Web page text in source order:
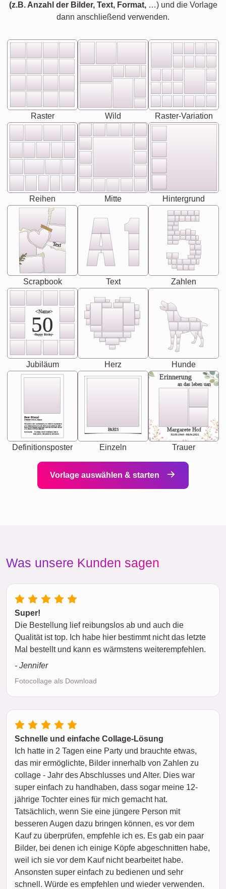
(z.B. Anzahl der Bilder, Text, Format,…) und die Vorlage
dann anschließend verwenden.
Raster Wild Raster-Variation
Reihen Mitte Hintergrund
Text
Scrapbook Text Zahlen
<Name>
50
-Happy Birday-
Jubiläum Herz Hunde
Best Friend
[<NAME>] Noun, feminie
Synonyms: Soulmate, closet confidante, sister at
heart person, life partner in adventure.
The person who understands you without explanation
you accepts just as you are. She's your partner in life's,
chaos your biggest supporter, and the one with whom
you share your best memories.
Definitionsposter
PARIS
Einzeln
Erinnerung
an das leben uan
Margarete Hof
02.05.1940 - 08.04.2021
Trauer
Vorlage auswählen & starten
Was unsere Kunden sagen
Super!
Die Bestellung lief reibungslos ab und auch die
Qualität ist top. Ich habe hier bestimmt nicht das letzte
Mal bestellt und kann es wärmstens weiterempfehlen.
- Jennifer
Fotocollage als Download
Schnelle und einfache Collage-Lösung
Ich hatte in 2 Tagen eine Party und brauchte etwas,
das mir ermöglichte, Bilder innerhalb von Zahlen zu
collage - Jahr des Abschlusses und Alter. Dies war
super einfach zu handhaben, dass sogar meine 12-
jährige Tochter eines für mich gemacht hat.
Tatsächlich, wenn Sie eine jüngere Person mit
besseren Augen dazu bringen können, es vor dem
Kauf zu überprüfen, empfehle ich es. Es gab ein paar
Bilder, bei denen ich einige Köpfe abgeschnitten habe,
weil ich sie vor dem Kauf nicht bearbeitet habe.
Ansonsten super einfach zu bedienen und sehr
schnell. Würde es empfehlen und wieder verwenden.